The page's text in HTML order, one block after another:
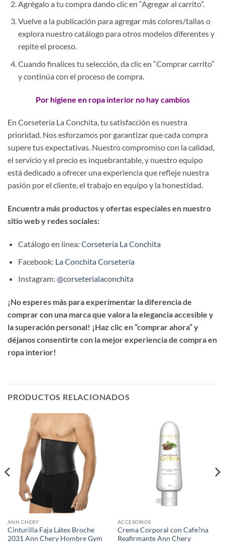
Agrégalo a tu compra dando clic en “Agregar al carrito”.
Vuelve a la publicación para agregar más colores/tallas o
explora nuestro catálogo para otros modelos diferentes y
repite el proceso.
Cuando finalices tu selección, da clic en “Comprar carrito”
y continúa con el proceso de compra.
Por higiene en ropa interior no hay cambios
En Corsetería La Conchita, tu satisfacción es nuestra
prioridad. Nos esforzamos por garantizar que cada compra
supere tus expectativas. Nuestro compromiso con la calidad,
el servicio y el precio es inquebrantable, y nuestro equipo
está dedicado a ofrecer una experiencia que refleje nuestra
pasión por el cliente, el trabajo en equipo y la honestidad.
Encuentra más productos y ofertas especiales en nuestro
sitio web y redes sociales:
Catálogo en línea: Corsetería La Conchita
Facebook: La Conchita Corsetería
Instagram: @corseterialaconchita
¡No esperes más para experimentar la diferencia de
comprar con una marca que valora la elegancia accesible y
la superación personal! ¡Haz clic en “comprar ahora” y
déjanos consentirte con la mejor experiencia de compra en
ropa interior!
PRODUCTOS RELACIONADOS
ANN CHERY
Cinturilla Faja Látex Broche
2031 Ann Chery Hombre Gym
ACCESORIOS
Crema Corporal con Cafe?na
Reafirmante Ann Chery